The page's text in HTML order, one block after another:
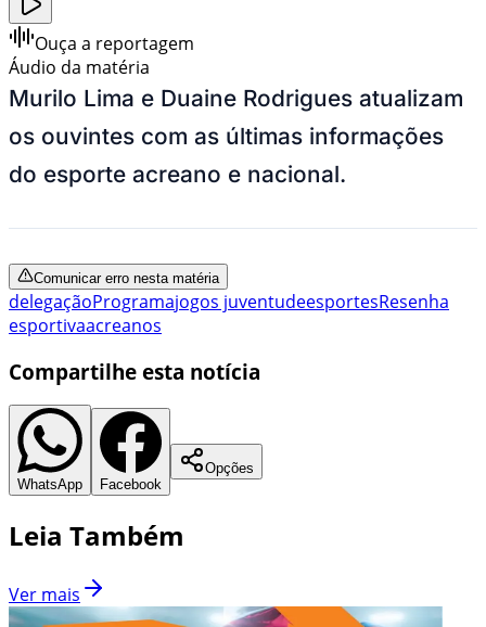
Ouça a reportagem
Áudio da matéria
Murilo Lima e Duaine Rodrigues atualizam
os ouvintes com as últimas informações
do esporte acreano e nacional.
Comunicar erro nesta matéria
delegaçãoProgramajogos juventudeesportesResenha
esportivaacreanos
Compartilhe esta notícia
WhatsApp Facebook
Opções
Leia Também
Ver mais